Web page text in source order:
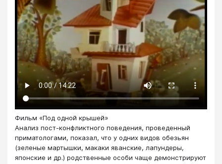
Фильм «Под одной крышей»
Aнaлиз пост-конфликтного поведения, проведенный
приматологами, показал, что у одних видов обезьян
(зеленые мартышки, макаки яванские, лапундеры,
японские и др.) родственные особи чаще демонстрируют